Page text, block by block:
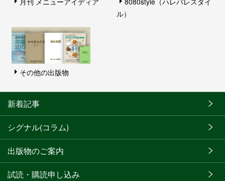
ル）
その他の出版物
新着記事
シグナル(コラム)
出版物のご案内
試読・購読申し込み